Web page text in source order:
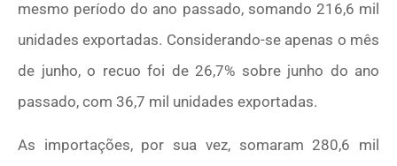
mesmo período do ano passado, somando 216,6 mil
unidades exportadas. Considerando-se apenas o mês
de junho, o recuo foi de 26,7% sobre junho do ano
passado, com 36,7 mil unidades exportadas.
As importações, por sua vez, somaram 280,6 mil